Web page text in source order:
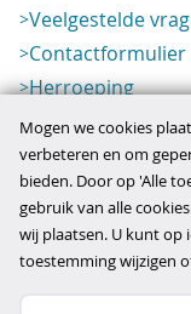
Veelgestelde
Contactformulier
Herroeping
Over ons
Bedrijfsgegevens
Werkwijze
Overzichten
Verlopen aanbod
Mogen we cookies
verbeteren en om
bieden. Door op 'Alle
gebruik van alle
wij plaatsen. U kunt op
toestemming wijzigen